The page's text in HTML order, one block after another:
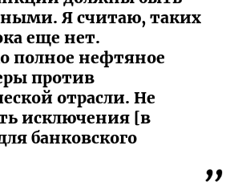
Я считаю, таких
еще нет.
полное нефтяное
против
отрасли. Не
исключения [в
банковского